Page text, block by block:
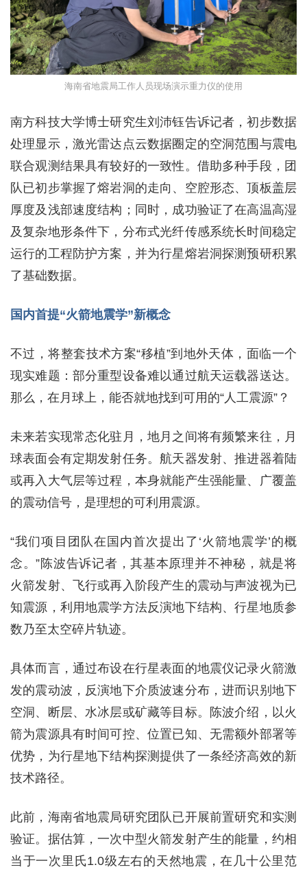
海南省地震局工作人员现场演示重力仪的使用
南方科技大学博士研究生刘沛钰告诉记者，初步数据
处理显示，激光雷达点云数据圈定的空洞范围与震电
联合观测结果具有较好的一致性。借助多种手段，团
队已初步掌握了熔岩洞的走向、空腔形态、顶板盖层
厚度及浅部速度结构；同时，成功验证了在高温高湿
及复杂地形条件下，分布式光纤传感系统长时间稳定
运行的工程防护方案，并为行星熔岩洞探测预研积累
了基础数据。
国内首提“火箭地震学”新概念
不过，将整套技术方案“移植”到地外天体，面临一个
现实难题：部分重型设备难以通过航天运载器送达。
那么，在月球上，能否就地找到可用的“人工震源”？
未来若实现常态化驻月，地月之间将有频繁来往，月
球表面会有定期发射任务。航天器发射、推进器着陆
或再入大气层等过程，本身就能产生强能量、广覆盖
的震动信号，是理想的可利用震源。
“我们项目团队在国内首次提出了‘火箭地震学’的概
念。”陈波告诉记者，其基本原理并不神秘，就是将
火箭发射、飞行或再入阶段产生的震动与声波视为已
知震源，利用地震学方法反演地下结构、行星地质参
数乃至太空碎片轨迹。
具体而言，通过布设在行星表面的地震仪记录火箭激
发的震动波，反演地下介质波速分布，进而识别地下
空洞、断层、水冰层或矿藏等目标。陈波介绍，以火
箭为震源具有时间可控、位置已知、无需额外部署等
优势，为行星地下结构探测提供了一条经济高效的新
技术路径。
此前，海南省地震局研究团队已开展前置研究和实测
验证。据估算，一次中型火箭发射产生的能量，约相
当于一次里氏1.0级左右的天然地震，在几十公里范